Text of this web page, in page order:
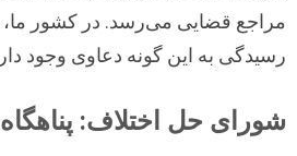
مراجع قضایی می‌رسد. در کشور
رسیدگی به این گونه دعاوی وجود
شورای حل اختلاف: